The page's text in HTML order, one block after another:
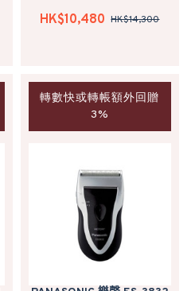
HK$10,480 HK$14,300
轉數快或轉帳額外回贈
3%